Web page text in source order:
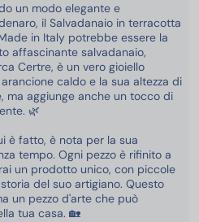
un modo elegante e
il Salvadanaio in terracotta
in Italy potrebbe essere la
affascinante salvadanaio,
Certre, è un vero gioiello
caldo e la sua altezza di
ma aggiunge anche un tocco di
🌿
è fatto, è nota per la sua
tempo. Ogni pezzo è rifinito a
un prodotto unico, con piccole
del suo artigiano. Questo
un pezzo d'arte che può
tua casa. 🏡